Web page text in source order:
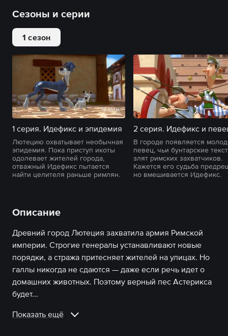
Сезоны и серии
1 сезон
12 мин
1 серия. Идефикс и эпидемия
Лютецию охватывает необычная
эпидемия. Пока приступ икоты
одолевает жителей города,
отважный Идефикс пытается
найти целителя раньше римлян.
В городе появляется
певец, чьи бунтарские
злят римских захватчиков.
Кажется его судьба
но вмешивается Идефикс.
Описание
Древний город Лютеция захватила армия Римской
империи. Строгие генералы устанавливают новые
порядки, а стража притесняет жителей на улицах. Но
галлы никогда не сдаются — даже если речь идет о
домашних животных. Поэтому верный пес Астерикса
будет...
Показать ещё